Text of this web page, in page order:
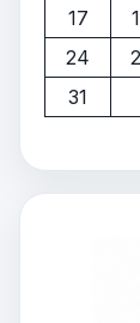
17
24
31